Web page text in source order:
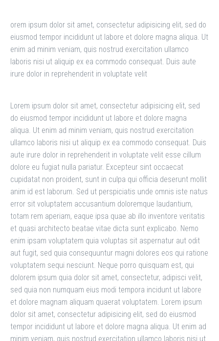
orem ipsum dolor sit amet, consectetur adipisicing elit, sed do
eiusmod tempor incididunt ut labore et dolore magna aliqua. Ut
enim ad minim veniam, quis nostrud exercitation ullamco
laboris nisi ut aliquip ex ea commodo consequat. Duis aute
irure dolor in reprehenderit in voluptate velit
Lorem ipsum dolor sit amet, consectetur adipisicing elit, sed
do eiusmod tempor incididunt ut labore et dolore magna
aliqua. Ut enim ad minim veniam, quis nostrud exercitation
ullamco laboris nisi ut aliquip ex ea commodo consequat. Duis
aute irure dolor in reprehenderit in voluptate velit esse cillum
dolore eu fugiat nulla pariatur. Excepteur sint occaecat
cupidatat non proident, sunt in culpa qui officia deserunt mollit
anim id est laborum. Sed ut perspiciatis unde omnis iste natus
error sit voluptatem accusantium doloremque laudantium,
totam rem aperiam, eaque ipsa quae ab illo inventore veritatis
et quasi architecto beatae vitae dicta sunt explicabo. Nemo
enim ipsam voluptatem quia voluptas sit aspernatur aut odit
aut fugit, sed quia consequuntur magni dolores eos qui ratione
voluptatem sequi nesciunt. Neque porro quisquam est, qui
dolorem ipsum quia dolor sit amet, consectetur, adipisci velit,
sed quia non numquam eius modi tempora incidunt ut labore
et dolore magnam aliquam quaerat voluptatem. Lorem ipsum
dolor sit amet, consectetur adipisicing elit, sed do eiusmod
tempor incididunt ut labore et dolore magna aliqua. Ut enim ad
minim veniam, quis nostrud exercitation ullamco laboris nisi ut